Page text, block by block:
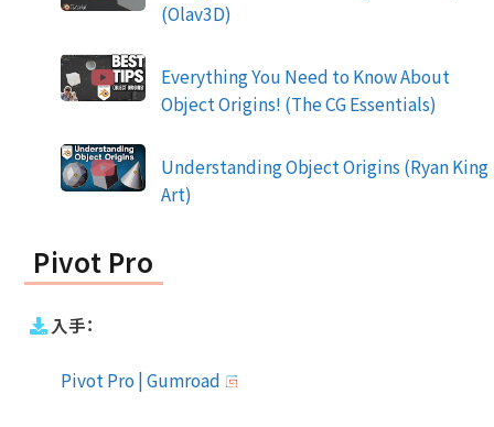
(Olav3D)
Everything You Need to Know About
Object Origins! (The CG Essentials)
Understanding Object Origins (Ryan King
Art)
Pivot Pro
入手：
Pivot Pro | Gumroad